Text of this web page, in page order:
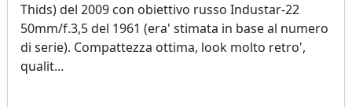
Thids) del 2009 con obiettivo russo Industar-22
50mm/f.3,5 del 1961 (era' stimata in base al numero
di serie). Compattezza ottima, look molto retro',
qualit...